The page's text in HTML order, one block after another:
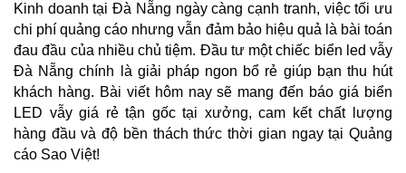
Kinh doanh tại Đà Nẵng ngày càng cạnh tranh, việc tối ưu
chi phí quảng cáo nhưng vẫn đảm bảo hiệu quả là bài toán
đau đầu của nhiều chủ tiệm. Đầu tư một chiếc biển led vẫy
Đà Nẵng chính là giải pháp ngon bổ rẻ giúp bạn thu hút
khách hàng. Bài viết hôm nay sẽ mang đến báo giá biển
LED vẫy giá rẻ tận gốc tại xưởng, cam kết chất lượng
hàng đầu và độ bền thách thức thời gian ngay tại Quảng
cáo Sao Việt!